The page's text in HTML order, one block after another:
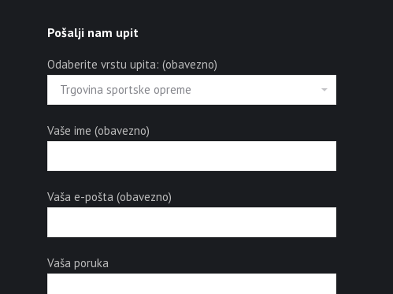
Pošalji nam upit
Odaberite vrstu upita: (obavezno)
Vaše ime (obavezno)
Vaša e-pošta (obavezno)
Vaša poruka